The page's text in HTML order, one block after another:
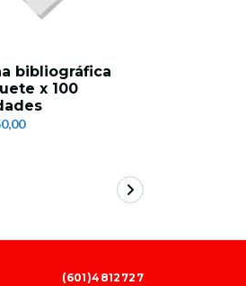
bibliográfica
x 100
(601)4812727